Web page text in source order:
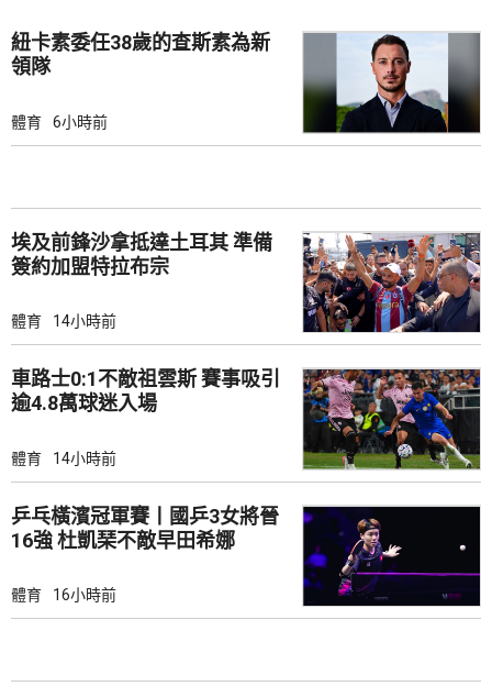
紐卡素委任38歲的查斯素為新
領隊
體育 6小時前
埃及前鋒沙拿抵達土耳其 準備
簽約加盟特拉布宗
體育 14小時前
車路士0:1不敵祖雲斯 賽事吸引
逾4.8萬球迷入場
體育 14小時前
乒乓橫濱冠軍賽丨國乒3女將晉
16強 杜凱琹不敵早田希娜
體育 16小時前